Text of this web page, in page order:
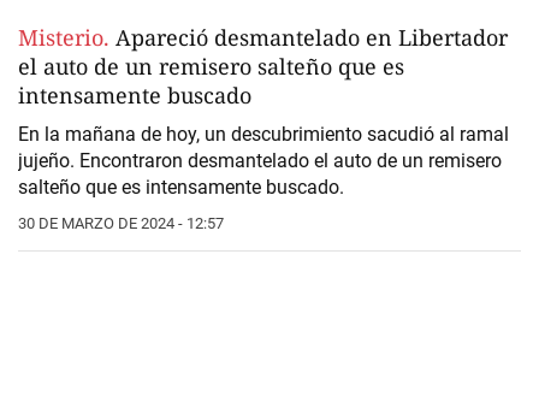
Misterio. Apareció desmantelado en Libertador
el auto de un remisero salteño que es
intensamente buscado
En la mañana de hoy, un descubrimiento sacudió al ramal
jujeño. Encontraron desmantelado el auto de un remisero
salteño que es intensamente buscado.
30 DE MARZO DE 2024 - 12:57